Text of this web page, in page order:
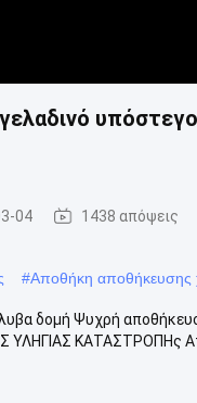
04 1438 απόψεις
#Αποθήκη αποθήκευσης
δομή Ψυχρή
ΚΑΤΑΣΤΡΟΠΗς